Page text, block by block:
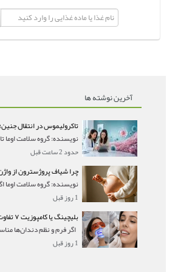
آخرین نوشته ها
حدود 2 ساعت قبل
1 روز قبل
1 روز قبل